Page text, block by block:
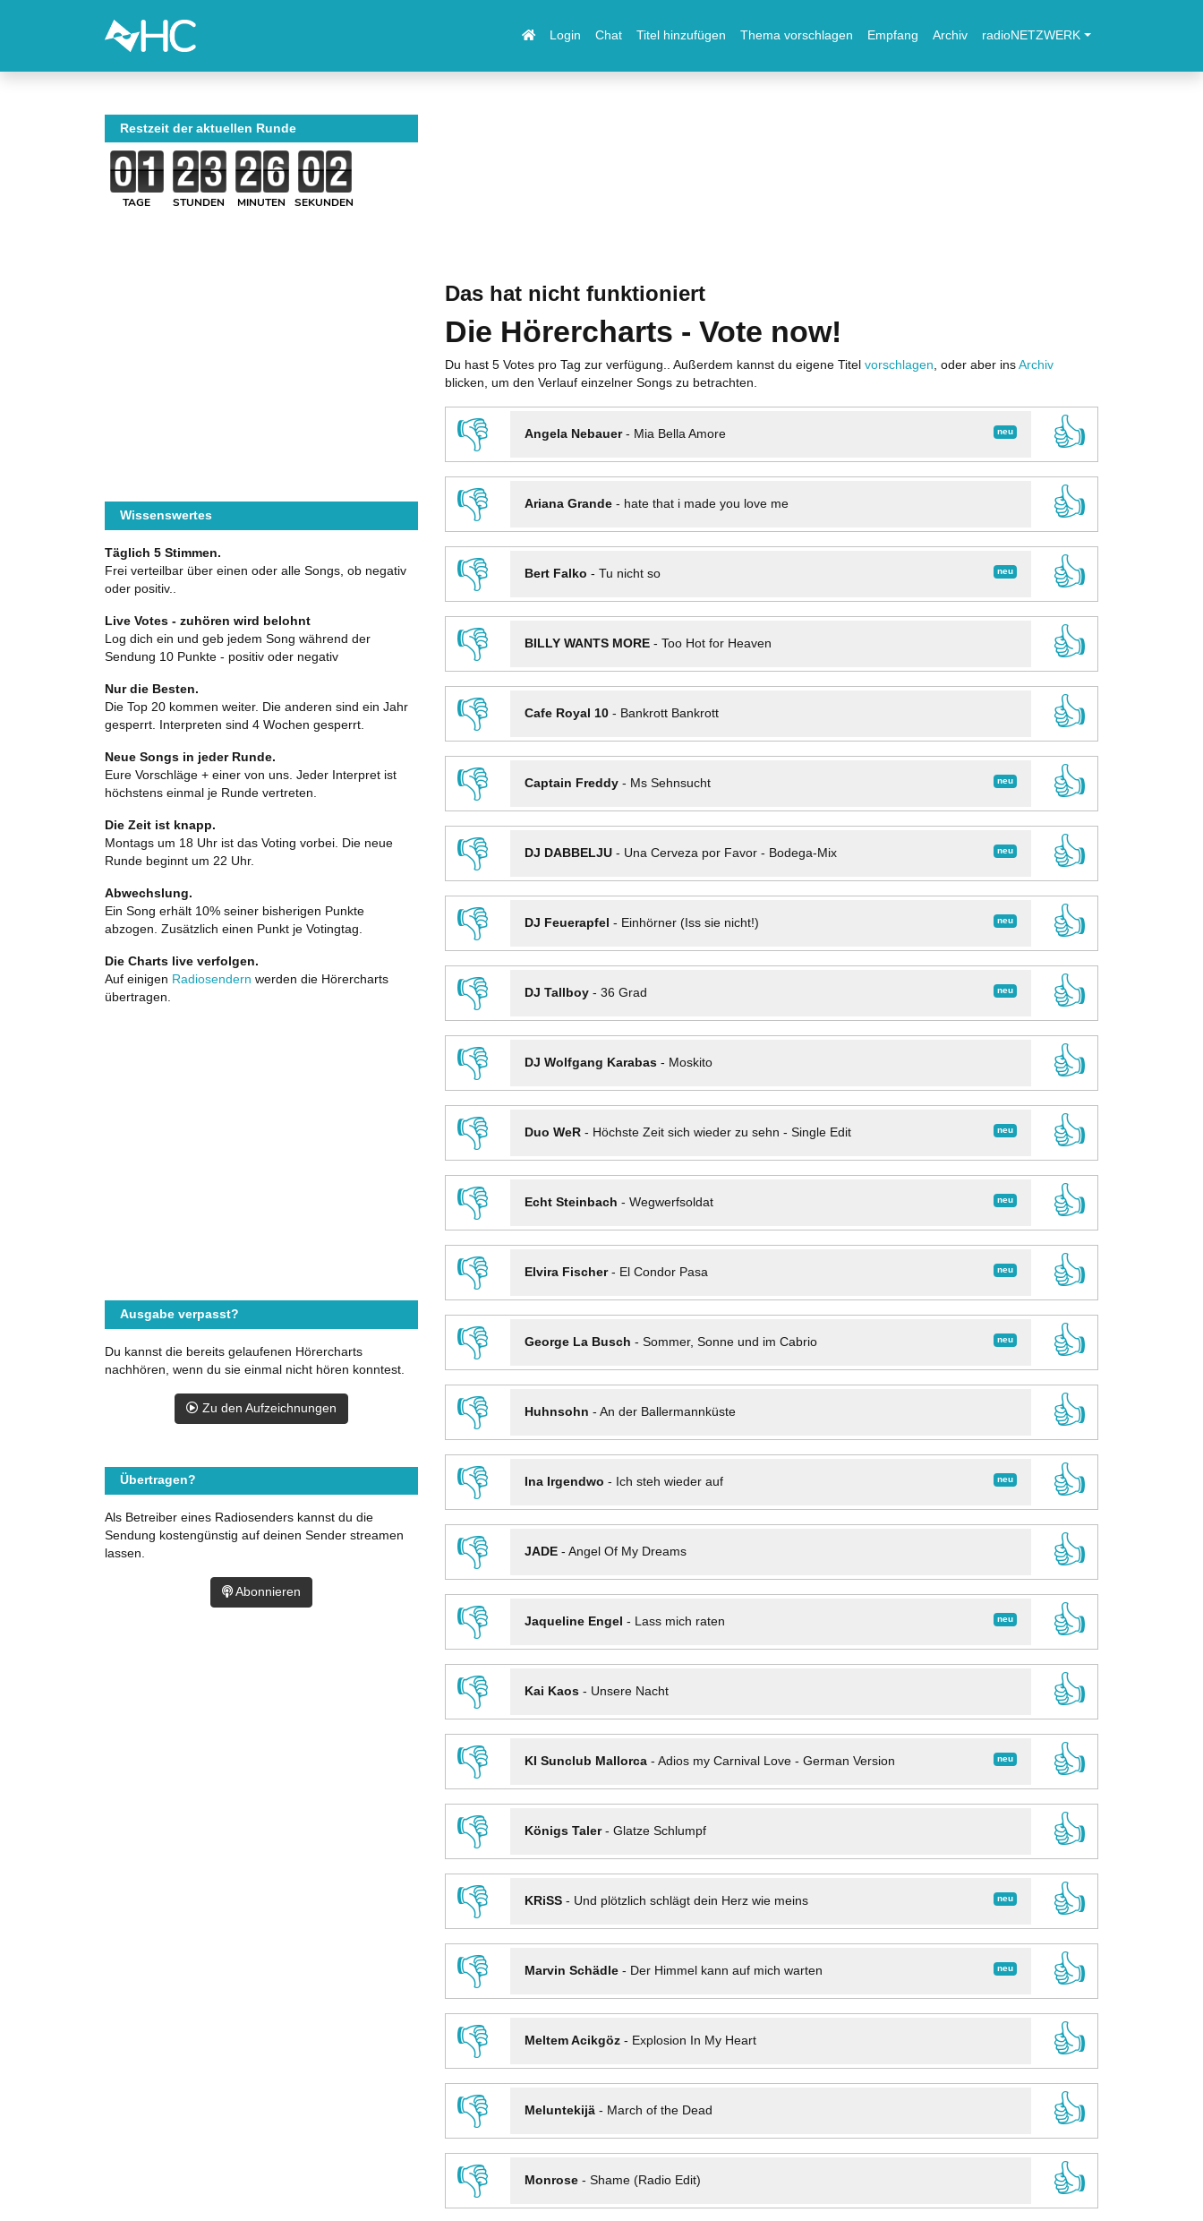
Login Chat Titel hinzufügen Thema vorschlagen Empfang Archiv radioNETZWERK
Das hat nicht funktioniert
Die Hörercharts - Vote now!
Du hast 5 Votes pro Tag zur verfügung.. Außerdem kannst du eigene Titel vorschlagen , oder aber ins Archiv
blicken, um den Verlauf einzelner Songs zu betrachten.
👎 neu
Angela Nebauer- Mia Bella Amore
👍
👎
Ariana Grande- hate that i made you love me
👍
👎
neu
Bert Falko - Tu nicht so
👍
👎
BILLY WANTS MORE- Too Hot for Heaven
👍
👎
Cafe Royal 10- Bankrott Bankrott
👍
👎
neu
Captain Freddy- Ms Sehnsucht
👍
👎
neu
DJ DABBELJU- Una Cerveza por Favor - Bodega-Mix
👍
👎
neu
DJ Feuerapfel - Einhörner (Iss sie nicht!)
👍
👎
neu
DJ Tallboy- 36 Grad
👍
👎
DJ Wolfgang Karabas- Moskito
👍
👎
neu
Duo WeR- Höchste Zeit sich wieder zu sehn - Single Edit
👍
👎
neu
Echt Steinbach - Wegwerfsoldat
👍
👎
neu
Elvira Fischer- El Condor Pasa
👍
👎
neu
George La Busch - Sommer, Sonne und im Cabrio
👍
👎
Huhnsohn - An der Ballermannküste
👍
👎
neu
Ina Irgendwo - Ich steh wieder auf
👍
👎
JADE- Angel Of My Dreams
👍
👎
neu
Jaqueline Engel - Lass mich raten
👍
👎
Kai Kaos- Unsere Nacht
👍
👎
neu
KI Sunclub Mallorca- Adios my Carnival Love - German Version
👍
👎
Königs Taler- Glatze Schlumpf
👍
👎
neu
KRiSS- Und plötzlich schlägt dein Herz wie meins
👍
👎
neu
Marvin Schädle- Der Himmel kann auf mich warten
👍
👎
Meltem Acikgöz- Explosion In My Heart
👍
👎
Meluntekijä- March of the Dead
👍
👎
Monrose- Shame (Radio Edit)
👍
Restzeit der aktuellen Runde
TAGE STUNDEN MINUTEN SEKUNDEN
Wissenswertes
Täglich 5 Stimmen.
Frei verteilbar über einen oder alle Songs, ob negativ
oder positiv..
Live Votes - zuhören wird belohnt
Log dich ein und geb jedem Song während der
Sendung 10 Punkte - positiv oder negativ
Nur die Besten.
Die Top 20 kommen weiter. Die anderen sind ein Jahr
gesperrt. Interpreten sind 4 Wochen gesperrt.
Neue Songs in jeder Runde.
Eure Vorschläge + einer von uns. Jeder Interpret ist
höchstens einmal je Runde vertreten.
Die Zeit ist knapp.
Montags um 18 Uhr ist das Voting vorbei. Die neue
Runde beginnt um 22 Uhr.
Abwechslung.
Ein Song erhält 10% seiner bisherigen Punkte
abzogen. Zusätzlich einen Punkt je Votingtag.
Die Charts live verfolgen.
Auf einigen Radiosendern werden die Hörercharts
übertragen.
Ausgabe verpasst?
Du kannst die bereits gelaufenen Hörercharts
nachhören, wenn du sie einmal nicht hören konntest.
Zu den Aufzeichnungen
Übertragen?
Als Betreiber eines Radiosenders kannst du die
Sendung kostengünstig auf deinen Sender streamen
lassen.
Abonnieren